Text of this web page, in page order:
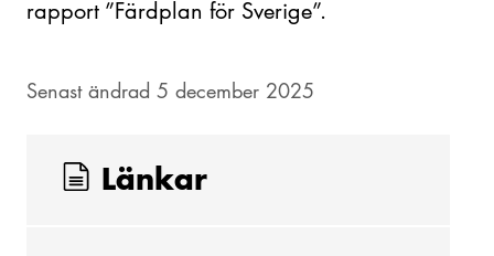
rapport ”Färdplan för Sverige”.
Senast ändrad 5 december 2025
Länkar